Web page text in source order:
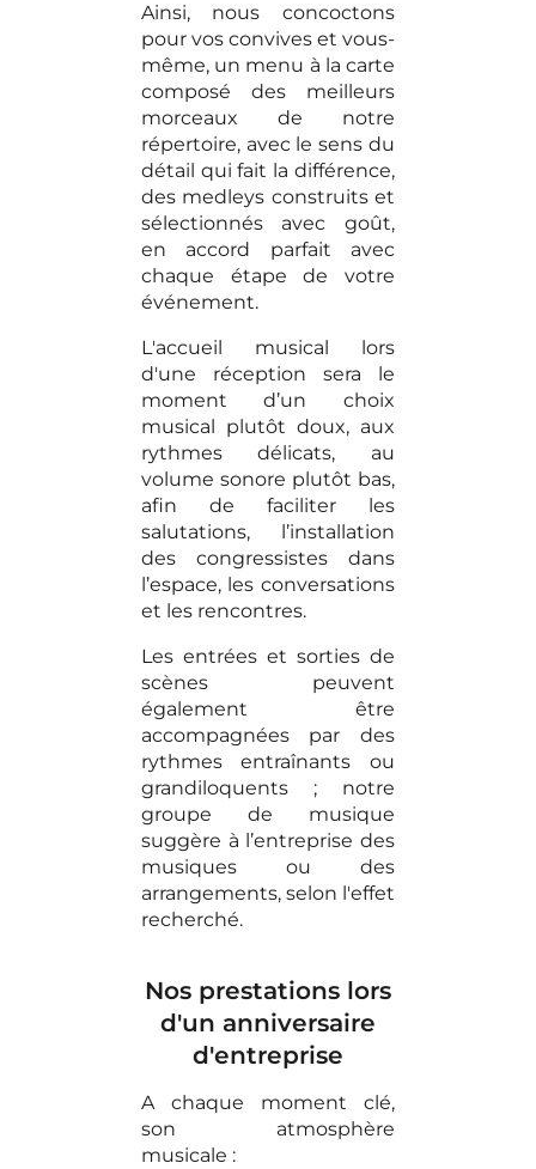
Ainsi, nous concoctons
pour vos convives et vous-
même, un menu à la carte
composé des meilleurs
morceaux de notre
répertoire, avec le sens du
détail qui fait la différence,
des medleys construits et
sélectionnés avec goût,
en accord parfait avec
chaque étape de votre
événement.
L'accueil musical lors
d'une réception sera le
moment d’un choix
musical plutôt doux, aux
rythmes délicats, au
volume sonore plutôt bas,
afin de faciliter les
salutations, l’installation
des congressistes dans
l’espace, les conversations
et les rencontres.
Les entrées et sorties de
scènes peuvent
également être
accompagnées par des
rythmes entraînants ou
grandiloquents ; notre
groupe de musique
suggère à l’entreprise des
musiques ou des
arrangements, selon l'effet
recherché.
Nos prestations lors
d'un anniversaire
d'entreprise
A chaque moment clé,
son atmosphère
musicale :